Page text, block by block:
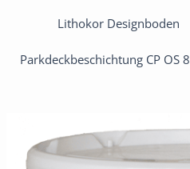
Lithokor Designboden
Parkdeckbeschichtung CP OS 8
860